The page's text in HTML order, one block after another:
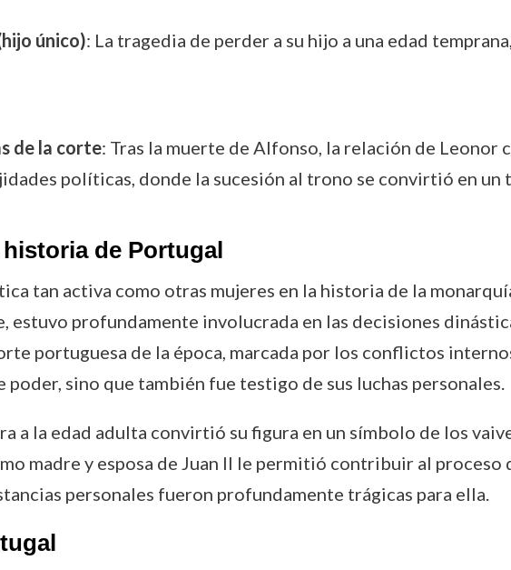
único): La tragedia de perder a su hijo a una edad
de la corte: Tras la muerte de Alfonso, la relación de Leonor
políticas, donde la sucesión al trono se convirtió en un
de Portugal
tan activa como otras mujeres en la historia de la
profundamente involucrada en las decisiones
portuguesa de la época, marcada por los conflictos
sino que también fue testigo de sus luchas personales.
a la edad adulta convirtió su figura en un símbolo de los
madre y esposa de Juan II le permitió contribuir al
personales fueron profundamente trágicas para ella.